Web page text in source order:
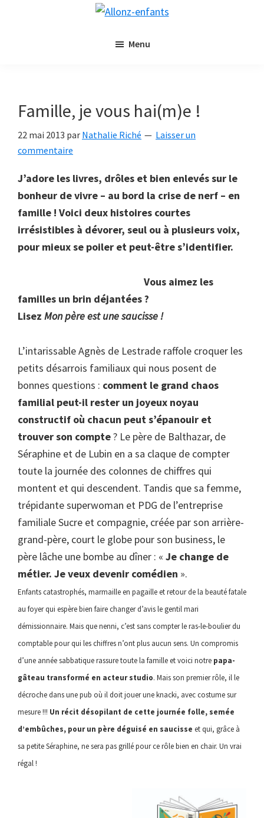
de
Nathalie
Riché
Menu
Famille, je vous hai(m)e !
22 mai 2013 par Nathalie Riché
Laisser un
commentaire
J’adore les livres, drôles et bien enlevés sur le
bonheur de vivre – au bord la crise de nerf – en
famille ! Voici deux histoires courtes
irrésistibles à dévorer, seul ou à plusieurs voix,
pour mieux se poiler et peut-être s’identifier.
Vous aimez les
familles un brin déjantées ?
Lisez Mon père est une saucisse !
L’intarissable Agnès de Lestrade raffole croquer les
petits désarrois familiaux qui nous posent de
bonnes questions : comment le grand chaos
familial peut-il rester un joyeux noyau
constructif où chacun peut s’épanouir et
trouver son compte? Le père de Balthazar, de
Séraphine et de Lubin en a sa claque de compter
toute la journée des colonnes de chiffres qui
montent et qui descendent. Tandis que sa femme,
trépidante superwoman et PDG de l’entreprise
familiale Sucre et compagnie, créée par son arrière-
grand-père, court le globe pour son business, le
père lâche une bombe au dîner : « Je change de
métier. Je veux devenir comédien ».
Enfants catastrophés, marmaille en pagaille et retour de la beauté fatale
au foyer qui espère bien faire changer d’avis le gentil mari
démissionnaire. Mais que nenni, c’est sans compter le ras-le-boulier du
comptable pour qui les chiffres n’ont plus aucun sens. Un compromis
d’une année sabbatique rassure toute la famille et voici notre papa-
gâteau transformé en acteur studio. Mais son premier rôle, il le
décroche dans une pub où il doit jouer une knacki, avec costume sur
mesure !!! Un récit désopilant de cette journée folle, semée
d’embûches, pour un père déguisé en saucisse et qui, grâce à
sa petite Séraphine, ne sera pas grillé pour ce rôle bien en chair. Un vrai
régal !